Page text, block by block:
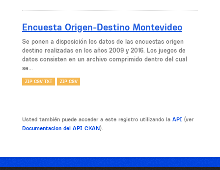
Encuesta Origen-Destino Montevideo
Se ponen a disposición los datos de las encuestas origen
destino realizadas en los años 2009 y 2016. Los juegos de
datos consisten en un archivo comprimido dentro del cual
se...
ZIP CSV TXT ZIP CSV
Usted también puede acceder a este registro utilizando la API (ver
Documentacion del API CKAN).